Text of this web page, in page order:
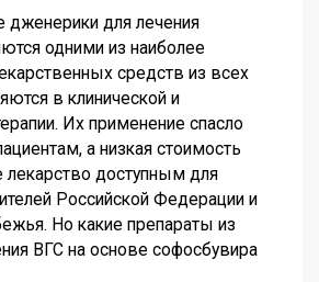
дженерики для лечения
одними из наиболее
средств из всех
в клинической и
Их применение спасло
а низкая стоимость
лекарство доступным для
Российской Федерации и
Но какие препараты из
ВГС на основе софосбувира